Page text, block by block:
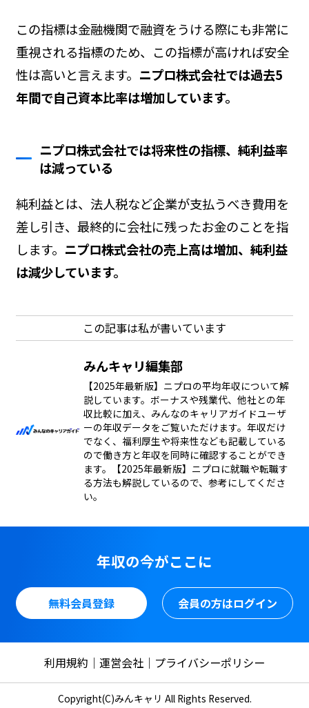
この指標は金融機関で融資をうける際にも非常に
重視される指標のため、この指標が高ければ安全
性は高いと言えます。 ニプロ株式会社では過去5
年間で自己資本比率は増加しています。
ニプロ株式会社では将来性の指標、純利益率
は減っている
純利益とは、法人税など企業が支払うべき費用を
差し引き、最終的に会社に残ったお金のことを指
します。 ニプロ株式会社の売上高は増加、純利益
は減少しています。
この記事は私が書いています
みんキャリ編集部
【2025年最新版】ニプロの平均年収について解
説しています。ボーナスや残業代、他社との年
収比較に加え、みんなのキャリアガイドユーザ
ーの年収データをご覧いただけます。年収だけ
でなく、福利厚生や将来性なども記載している
ので働き方と年収を同時に確認することができ
ます。【2025年最新版】ニプロに就職や転職す
る方法も解説しているので、参考にしてくださ
い。
年収の今がここに
無料会員登録 会員の方はログイン
利用規約 運営会社 プライバシーポリシー
Copyright(C)みんキャリ All Rights Reserved.